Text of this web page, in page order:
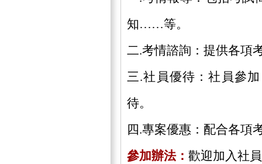
知……等。
二.考情諮詢：提供各項
三.社員優待：社員參
待。
四.專案優惠：配合各項
參加辦法： 歡迎加入社